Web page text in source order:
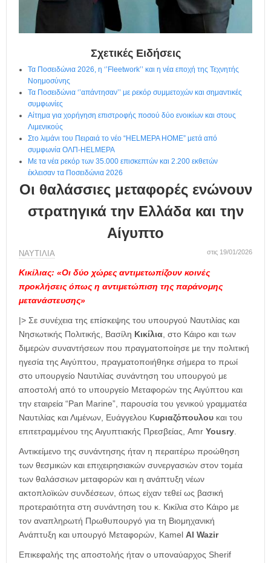
Σχετικές Ειδήσεις
Τα Ποσειδώνια 2026, η ‘’Fleetwork’’ και η νέα εποχή της Τεχνητής
Νοημοσύνης
Τα Ποσειδώνια ‘’απάντησαν’’ με ρεκόρ συμμετοχών και σημαντικές
συμφωνίες
Αίτημα για χορήγηση επιστροφής ποσού δύο ενοικίων και στους
Λιμενικούς
Στο λιμάνι του Πειραιά το νέο “HELMEPA HOME” μετά από
συμφωνία ΟΛΠ-HELMEPA
Με τα νέα ρεκόρ των 35.000 επισκεπτών και 2.200 εκθετών
έκλεισαν τα Ποσειδώνια 2026
Οι θαλάσσιες μεταφορές ενώνουν
στρατηγικά την Ελλάδα και την
Αίγυπτο
ΝΑΥΤΙΛΙΑ στις 19/01/2026
Κικίλιας: «Οι δύο χώρες αντιμετωπίζουν κοινές
προκλήσεις όπως η αντιμετώπιση της παράνομης
μετανάστευσης»
|> Σε συνέχεια της επίσκεψης του υπουργού Ναυτιλίας και
Νησιωτικής Πολιτικής, Βασίλη Κικίλια, στο Κάιρο και των
διμερών συναντήσεων που πραγματοποίησε με την πολιτική
ηγεσία της Αιγύπτου, πραγματοποιήθηκε σήμερα το πρωί
στο υπουργείο Ναυτιλίας συνάντηση του υπουργού με
αποστολή από το υπουργείο Μεταφορών της Αιγύπτου και
την εταιρεία “Pan Marine”, παρουσία του γενικού γραμματέα
Ναυτιλίας και Λιμένων, Ευάγγελου Κυριαζόπουλου και του
επιτετραμμένου της Αιγυπτιακής Πρεσβείας, Amr Yousry.
Αντικείμενο της συνάντησης ήταν η περαιτέρω προώθηση
των θεσμικών και επιχειρησιακών συνεργασιών στον τομέα
των θαλάσσιων μεταφορών και η ανάπτυξη νέων
ακτοπλοϊκών συνδέσεων, όπως είχαν τεθεί ως βασική
προτεραιότητα στη συνάντηση του κ. Κικίλια στο Κάιρο με
τον αναπληρωτή Πρωθυπουργό για τη Βιομηχανική
Ανάπτυξη και υπουργό Μεταφορών, Kamel Al Wazir
Επικεφαλής της αποστολής ήταν ο υποναύαρχος Sherif